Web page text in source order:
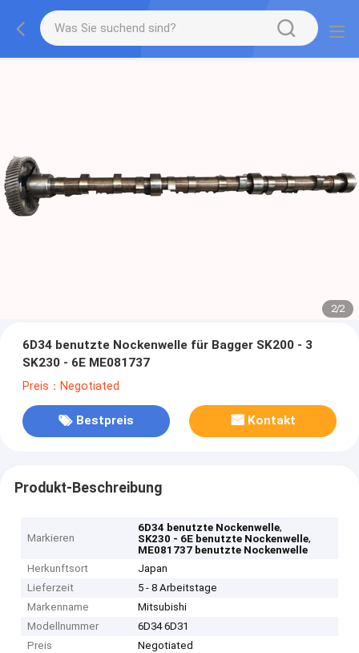
2/2
6D34 benutzte Nockenwelle für Bagger SK200 - 3
SK230 - 6E ME081737
Preis：Negotiated
Bestpreis Kontakt
Produkt-Beschreibung
Markieren
6D34 benutzte Nockenwelle,
SK230 - 6E benutzte Nockenwelle,
ME081737 benutzte Nockenwelle
Herkunftsort
Japan
Lieferzeit
5 - 8 Arbeitstage
Markenname
Mitsubishi
Modellnummer
6D34 6D31
Preis
Negotiated